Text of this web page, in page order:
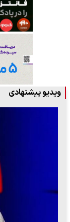
ویدیو پیشنهادی